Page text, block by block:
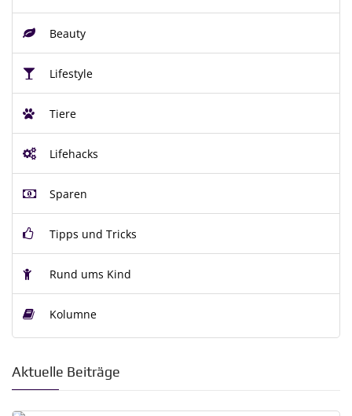
Beauty
Lifestyle
Tiere
Lifehacks
Sparen
Tipps und Tricks
Rund ums Kind
Kolumne
Aktuelle Beiträge